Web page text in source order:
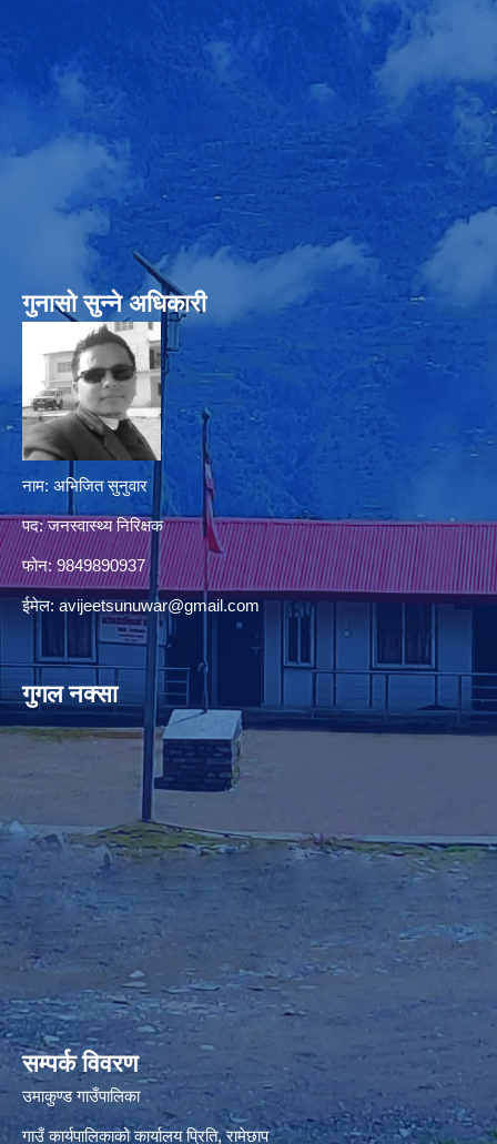
गुनासो सुन्‍ने अधिकारी
नाम: अभिजित सुनुवार
पद: जनस्वास्थ्य निरिक्षक
फोन: 9849890937
ईमेल: avijeetsunuwar@gmail.com
गुगल नक्सा
premium bootstrap themes
सम्पर्क विवरण
उमाकुण्ड गाउँपालिका
गाउँ कार्यपालिकाको कार्यालय प्रिति, रामेछाप